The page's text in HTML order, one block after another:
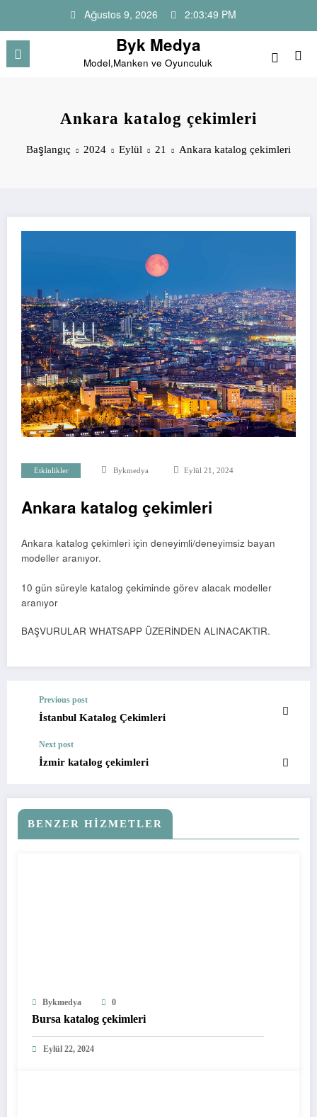
Ağustos 9, 2026 2:03:50 PM
Byk Medya
Model,Manken ve Oyunculuk
Ankara katalog çekimleri
Başlangıç 2024 Eylül 21 Ankara katalog çekimleri
Etkinlikler Bykmedya Eylül 21, 2024
Ankara katalog çekimleri
Ankara katalog çekimleri için deneyimli/deneyimsiz bayan
modeller aranıyor.
10 gün süreyle katalog çekiminde görev alacak modeller
aranıyor
BAŞVURULAR WHATSAPP ÜZERİNDEN ALINACAKTIR.
Previous post
İstanbul Katalog Çekimleri
Next post
İzmir katalog çekimleri
BENZER HIZMETLER
Bykmedya 0
Bursa katalog çekimleri
Eylül 22, 2024